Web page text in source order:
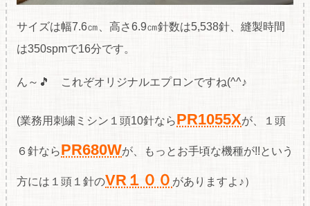
サイズは幅7.6㎝、高さ6.9㎝針数は5,538針、縫製時間
は350spmで16分です。
ん～🎵 これぞオリジナルエプロンですね(^^♪
(業務用刺繍ミシン１頭10針ならPR1055Xが、１頭
６針ならPR680Wが、もっとお手頃な機種が!!という
方には１頭１針のVR１００ がありますよ♪）